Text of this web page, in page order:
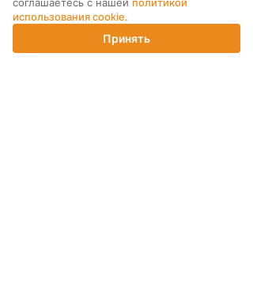
Корзина
использования cookie.
Принять